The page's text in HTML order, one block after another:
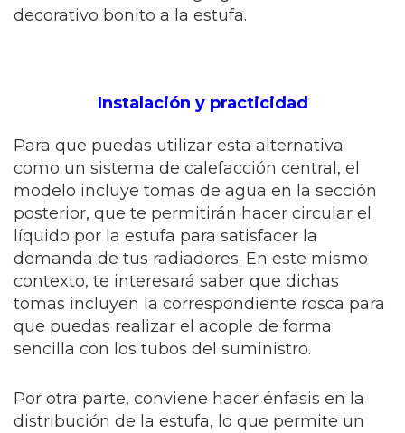
decorativo bonito a la estufa.
Instalación y practicidad
Para que puedas utilizar esta alternativa
como un sistema de calefacción central, el
modelo incluye tomas de agua en la sección
posterior, que te permitirán hacer circular el
líquido por la estufa para satisfacer la
demanda de tus radiadores. En este mismo
contexto, te interesará saber que dichas
tomas incluyen la correspondiente rosca para
que puedas realizar el acople de forma
sencilla con los tubos del suministro.
Por otra parte, conviene hacer énfasis en la
distribución de la estufa, lo que permite un